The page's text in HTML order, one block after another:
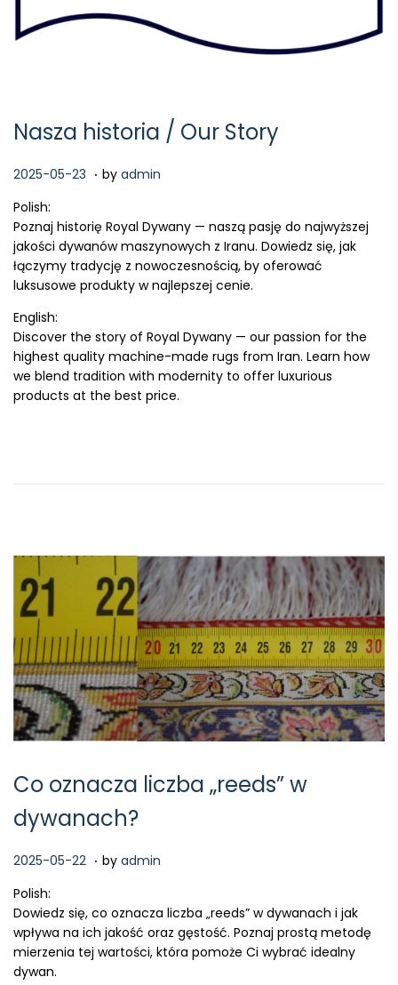
Nasza historia / Our Story
P
s
t
e
d
o
n
2025-05-23 2
6
-
0
4
4
. by admin
Polish:
Poznaj historię Royal Dywany — naszą pasję do najwyższej
jakości dywanów maszynowych z Iranu. Dowiedz się, jak
łączymy tradycję z nowoczesnością, by oferować
luksusowe produkty w najlepszej cenie.
English:
Discover the story of Royal Dywany — our passion for the
highest quality machine-made rugs from Iran. Learn how
we blend tradition with modernity to offer luxurious
products at the best price.
Co oznacza liczba „reeds” w
dywanach?
P
s
t
e
d
o
2025-05-22 2
6
-
0
. by admin
Polish:
Dowiedz się, co oznacza liczba „reeds” w dywanach i jak
wpływa na ich jakość oraz gęstość. Poznaj prostą metodę
mierzenia tej wartości, która pomoże Ci wybrać idealny
dywan.